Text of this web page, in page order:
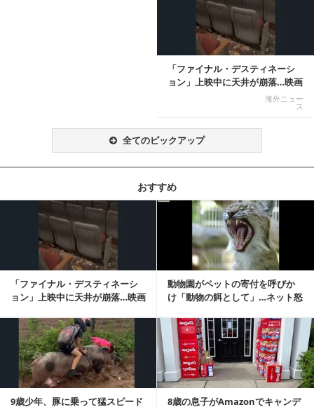
「ファイナル・デスティネーシ
ョン」上映中に天井が崩落…映画
海外ニュー
ス
全てのピックアップ
おすすめ
「ファイナル・デスティネーシ
ョン」上映中に天井が崩落…映画
動物園がペットの寄付を呼びか
け「動物の餌として」…ネット怒
記事を読む
9歳少年、豚に乗って猛スピード
8歳の息子がAmazonでキャンデ
記事を読む